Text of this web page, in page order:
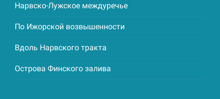
Нарвско-Лужское междуречье
По Ижорской возвышенности
Вдоль Нарвского тракта
Острова Финского залива